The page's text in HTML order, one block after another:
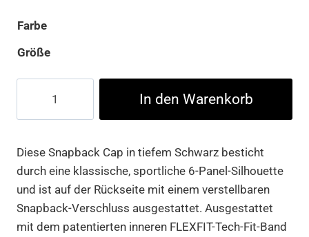
Farbe
Größe
Twill
Menge
In den Warenkorb
Diese Snapback Cap in tiefem Schwarz besticht
durch eine klassische, sportliche 6-Panel-Silhouette
und ist auf der Rückseite mit einem verstellbaren
Snapback-Verschluss ausgestattet. Ausgestattet
mit dem patentierten inneren FLEXFIT-Tech-Fit-Band